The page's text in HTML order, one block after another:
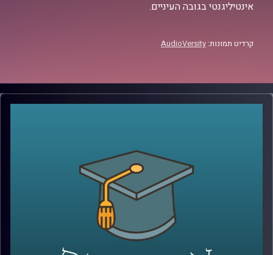
אינטיליגנטי בגובה העיניים.
קרדיט תמונות: AudioVersity